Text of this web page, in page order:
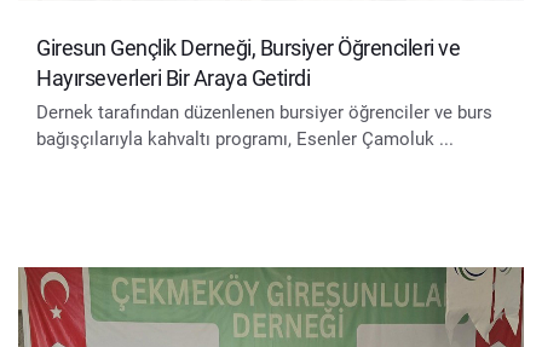
Giresun Gençlik Derneği, Bursiyer Öğrencileri ve
Hayırseverleri Bir Araya Getirdi
Dernek tarafından düzenlenen bursiyer öğrenciler ve burs
bağışçılarıyla kahvaltı programı, Esenler Çamoluk ...